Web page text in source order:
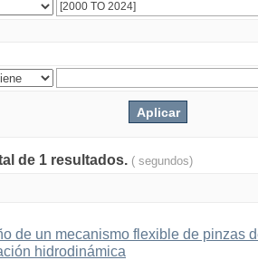
de 1 resultados. ( segundos)
de un mecanismo flexible de pinzas
hidrodinámica